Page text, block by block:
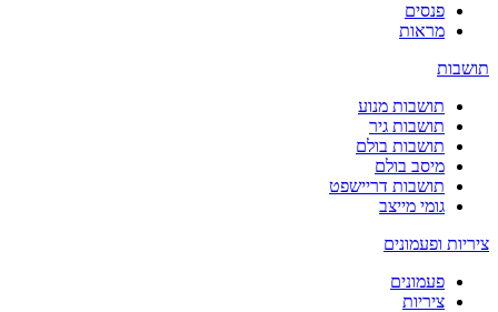
פנסים
מראות
תושבות
תושבות מנוע
תושבות גיר
תושבות בולם
מיסב בולם
תושבות דריישפט
גומי מייצב
ציריות ופעמונים
פעמונים
ציריות